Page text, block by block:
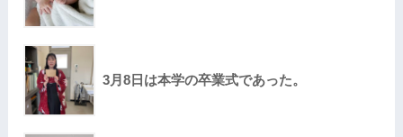
3月8日は本学の卒業式であった。